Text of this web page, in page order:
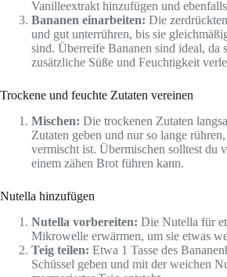
Vanilleextrakt hinzufügen und
Bananen einarbeiten: Die
und gut unterrühren, bis sie
sind. Überreife Bananen sind ideal, da
zusätzliche Süße und Feuchtigkeit
Trockene und feuchte Zutaten vereinen
Mischen: Die trockenen Zutaten
Zutaten geben und nur so lange
vermischt ist. Übermischen solltest du
einem zähen Brot führen kann.
Nutella hinzufügen
Nutella vorbereiten: Die Nutella für
Mikrowelle erwärmen, um sie etwas
Teig teilen: Etwa 1 Tasse des
Schüssel geben und mit der weichen